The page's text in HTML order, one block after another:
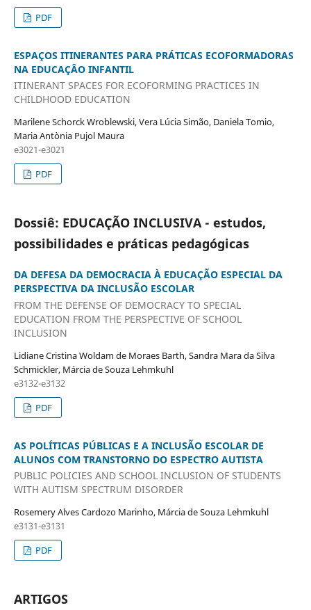
PDF
ESPAÇOS ITINERANTES PARA PRÁTICAS ECOFORMADORAS
NA EDUCAÇÂO INFANTIL
ITINERANT SPACES FOR ECOFORMING PRACTICES IN
CHILDHOOD EDUCATION
Marilene Schorck Wroblewski, Vera Lúcia Simão, Daniela Tomio,
Maria Antònia Pujol Maura
e3021-e3021
PDF
Dossiê: EDUCAÇÃO INCLUSIVA - estudos,
possibilidades e práticas pedagógicas
DA DEFESA DA DEMOCRACIA À EDUCAÇÃO ESPECIAL DA
PERSPECTIVA DA INCLUSÃO ESCOLAR
FROM THE DEFENSE OF DEMOCRACY TO SPECIAL
EDUCATION FROM THE PERSPECTIVE OF SCHOOL
INCLUSION
Lidiane Cristina Woldam de Moraes Barth, Sandra Mara da Silva
Schmickler, Márcia de Souza Lehmkuhl
e3132-e3132
PDF
AS POLÍTICAS PÚBLICAS E A INCLUSÃO ESCOLAR DE
ALUNOS COM TRANSTORNO DO ESPECTRO AUTISTA
PUBLIC POLICIES AND SCHOOL INCLUSION OF STUDENTS
WITH AUTISM SPECTRUM DISORDER
Rosemery Alves Cardozo Marinho, Márcia de Souza Lehmkuhl
e3131-e3131
PDF
ARTIGOS